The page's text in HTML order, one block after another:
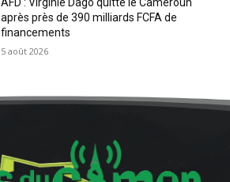
après près de 390 milliards FCFA de
financements
5 août 2026